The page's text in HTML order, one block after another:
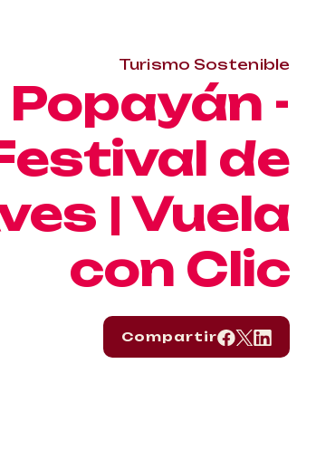
Turismo Sostenible
Popayán -
de
| Vuela
con Clic
Compartir